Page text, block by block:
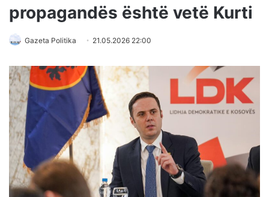
propagandës është vetë Kurti
Gazeta Politika 21.05.2026 22:00